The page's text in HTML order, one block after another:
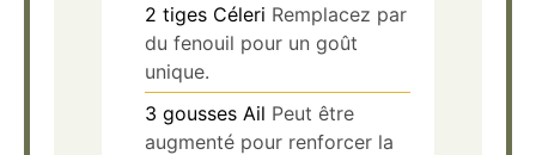
2 tiges Céleri Remplacez par
du fenouil pour un goût
unique.
3 gousses Ail Peut être
augmenté pour renforcer la